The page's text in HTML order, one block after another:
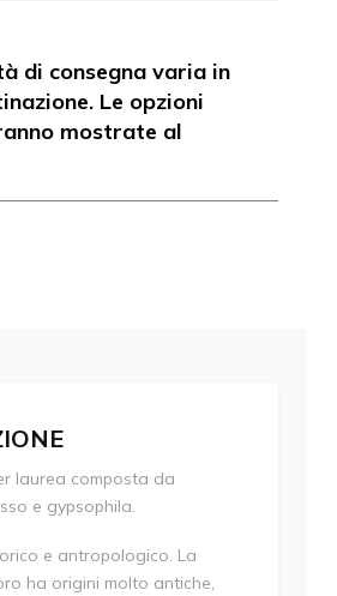
di consegna varia in
Le opzioni
mostrate al
laurea composta da
e gypsophila.
e antropologico. La
ha origini molto antiche,